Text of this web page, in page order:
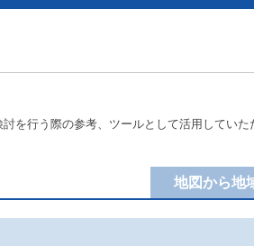
を行う際の参考、ツールとして活用してい
地図から地